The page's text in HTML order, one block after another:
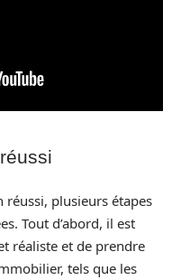
plusieurs étapes
Tout d’abord, il est
réaliste et de prendre
tels que les